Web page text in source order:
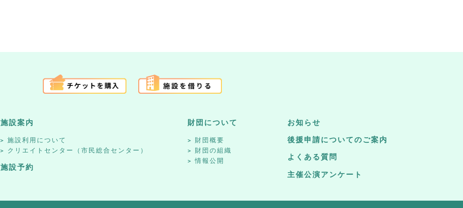
施設案内
施設利用について
クリエイトセンター（市民総合センター）
施設予約
財団について
財団概要
財団の組織
情報公開
お知らせ
後援申請についてのご案内
よくある質問
主催公演アンケート